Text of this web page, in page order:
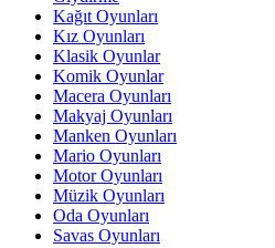
Kağıt Oyunları
Kız Oyunları
Klasik Oyunlar
Komik Oyunlar
Macera Oyunları
Makyaj Oyunları
Manken Oyunları
Mario Oyunları
Motor Oyunları
Müzik Oyunları
Oda Oyunları
Savas Oyunları